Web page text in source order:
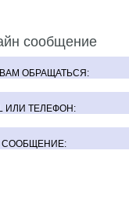
сообщение
ВАМ ОБРАЩАТЬСЯ:
ИЛИ ТЕЛЕФОН:
СООБЩЕНИЕ: